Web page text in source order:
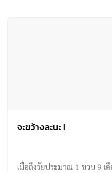
จะขว้างละนะ !
เมื่อถึงวัยประมาณ 1 ขวบ 9 เ